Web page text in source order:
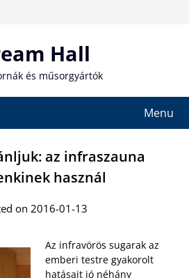
Hall
és műsorgyártók
Menu
az infraszauna
használ
on 2016-01-13
Az infravörös sugarak az
emberi testre gyakorolt
hatásait jó néhány